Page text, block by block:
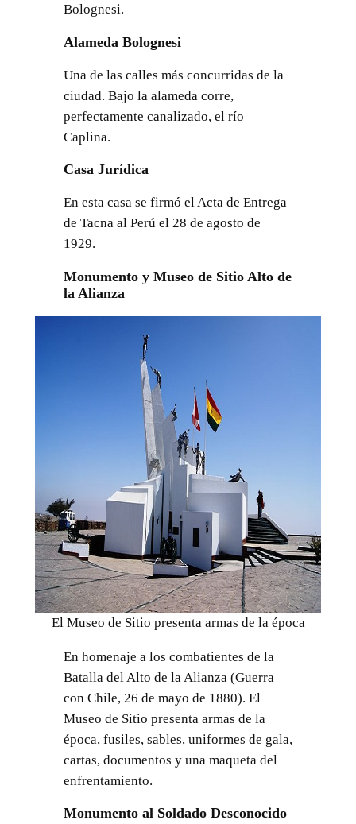
Bolognesi.
Alameda Bolognesi
Una de las calles más concurridas de la
ciudad. Bajo la alameda corre,
perfectamente canalizado, el río
Caplina.
Casa Jurídica
En esta casa se firmó el Acta de Entrega
de Tacna al Perú el 28 de agosto de
1929.
Monumento y Museo de Sitio Alto de
la Alianza
El Museo de Sitio presenta armas de la época
En homenaje a los combatientes de la
Batalla del Alto de la Alianza (Guerra
con Chile, 26 de mayo de 1880). El
Museo de Sitio presenta armas de la
época, fusiles, sables, uniformes de gala,
cartas, documentos y una maqueta del
enfrentamiento.
Monumento al Soldado Desconocido